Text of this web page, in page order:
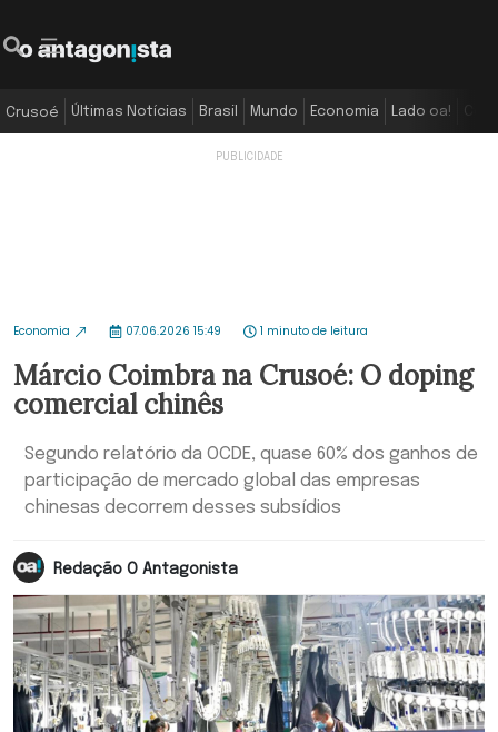
Crusoé Últimas Notícias Brasil Mundo Economia Lado oa!
Economia 07.06.2026 15:49 1 minuto de leitura
Márcio Coimbra na Crusoé: O doping
comercial chinês
Segundo relatório da OCDE, quase 60% dos ganhos de
participação de mercado global das empresas
chinesas decorrem desses subsídios
Redação O Antagonista